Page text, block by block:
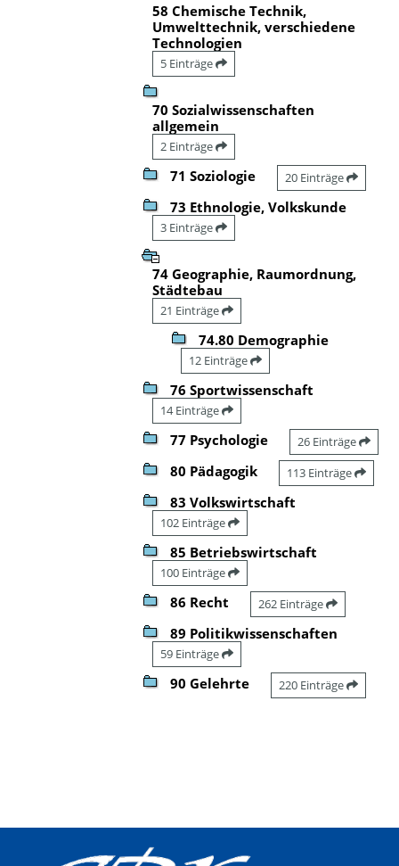
58 Chemische Technik,
Umwelttechnik, verschiedene
Technologien
5 Einträge
70 Sozialwissenschaften
allgemein
2 Einträge
71 Soziologie 20 Einträge
73 Ethnologie, Volkskunde
3 Einträge
74 Geographie, Raumordnung,
Städtebau
21 Einträge
74.80 Demographie
12 Einträge
76 Sportwissenschaft
14 Einträge
77 Psychologie 26 Einträge
80 Pädagogik 113 Einträge
83 Volkswirtschaft
102 Einträge
85 Betriebswirtschaft
100 Einträge
86 Recht 262 Einträge
89 Politikwissenschaften
59 Einträge
90 Gelehrte 220 Einträge